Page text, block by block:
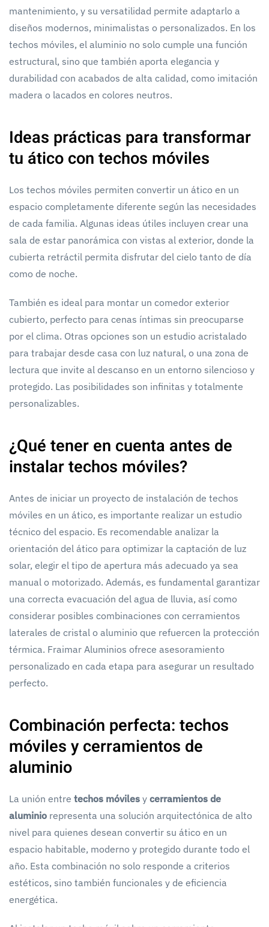
mantenimiento, y su versatilidad permite adaptarlo a
diseños modernos, minimalistas o personalizados. En los
techos móviles, el aluminio no solo cumple una función
estructural, sino que también aporta elegancia y
durabilidad con acabados de alta calidad, como imitación
madera o lacados en colores neutros.
Ideas prácticas para transformar
tu ático con techos móviles
Los techos móviles permiten convertir un ático en un
espacio completamente diferente según las necesidades
de cada familia. Algunas ideas útiles incluyen crear una
sala de estar panorámica con vistas al exterior, donde la
cubierta retráctil permita disfrutar del cielo tanto de día
como de noche.
También es ideal para montar un comedor exterior
cubierto, perfecto para cenas íntimas sin preocuparse
por el clima. Otras opciones son un estudio acristalado
para trabajar desde casa con luz natural, o una zona de
lectura que invite al descanso en un entorno silencioso y
protegido. Las posibilidades son infinitas y totalmente
personalizables.
¿Qué tener en cuenta antes de
instalar techos móviles?
Antes de iniciar un proyecto de instalación de techos
móviles en un ático, es importante realizar un estudio
técnico del espacio. Es recomendable analizar la
orientación del ático para optimizar la captación de luz
solar, elegir el tipo de apertura más adecuado ya sea
manual o motorizado. Además, es fundamental garantizar
una correcta evacuación del agua de lluvia, así como
considerar posibles combinaciones con cerramientos
laterales de cristal o aluminio que refuercen la protección
térmica. Fraimar Aluminios ofrece asesoramiento
personalizado en cada etapa para asegurar un resultado
perfecto.
Combinación perfecta: techos
móviles y cerramientos de
aluminio
La unión entre techos móviles y cerramientos de
aluminio representa una solución arquitectónica de alto
nivel para quienes desean convertir su ático en un
espacio habitable, moderno y protegido durante todo el
año. Esta combinación no solo responde a criterios
estéticos, sino también funcionales y de eficiencia
energética.